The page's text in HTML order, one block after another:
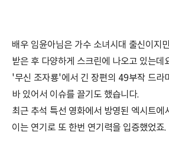
배우 임윤아님은 가수 소녀시대 출신이지
받은 후 다양하게 스크린에 나오고 있는데
'무신 조자룡'에서 긴 장편의 49부작 드라
바 있어서 이슈를 끌기도 했습니다.
최근 추석 특선 영화에서 방영된 엑시트에
이는 연기로 또 한번 연기력을 입증했었죠.